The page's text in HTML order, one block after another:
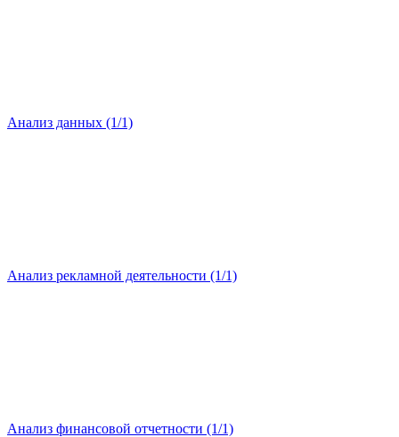
Анализ данных (1/1)
Анализ рекламной деятельности (1/1)
Анализ финансовой отчетности (1/1)